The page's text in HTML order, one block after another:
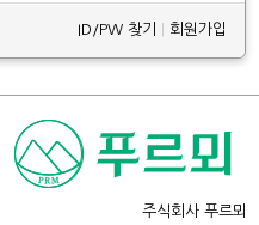
ID/PW 찾기 회원가입
주식회사 푸르뫼